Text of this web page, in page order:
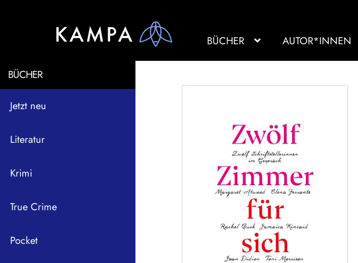
BÜCHER AUTOR*INNEN
BÜCHER
Jetzt neu
Literatur
Krimi
True Crime
Pocket